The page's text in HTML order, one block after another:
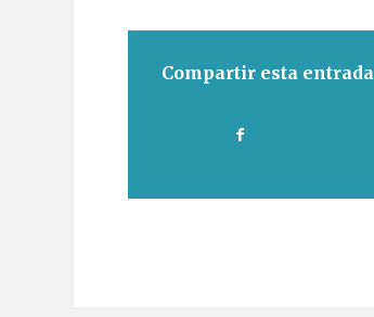
Compartir esta entrada